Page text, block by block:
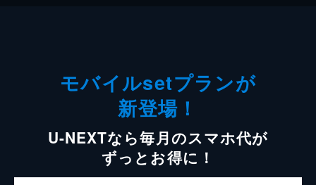
モバイルsetプランが
新登場！
U-NEXTなら毎月のスマホ代が
ずっとお得に！